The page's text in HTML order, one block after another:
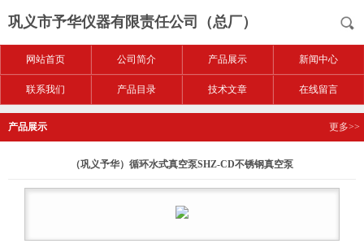
巩义市予华仪器有限责任公司（总厂）
网站首页 公司简介 产品展示 新闻中心
联系我们 产品目录 技术文章 在线留言
产品展示 更多>>
（巩义予华）循环水式真空泵SHZ-CD不锈钢真空泵